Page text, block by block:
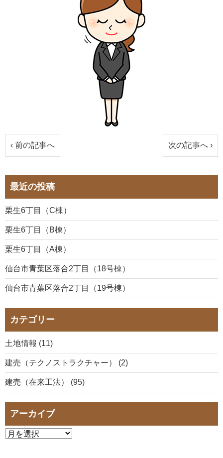
‹ 前の記事へ 次の記事へ ›
最近の投稿
栗生6丁目（C棟）
栗生6丁目（B棟）
栗生6丁目（A棟）
仙台市青葉区落合2丁目（18号棟）
仙台市青葉区落合2丁目（19号棟）
カテゴリー
土地情報 (11)
建売（テクノストラクチャー） (2)
建売（在来工法） (95)
アーカイブ